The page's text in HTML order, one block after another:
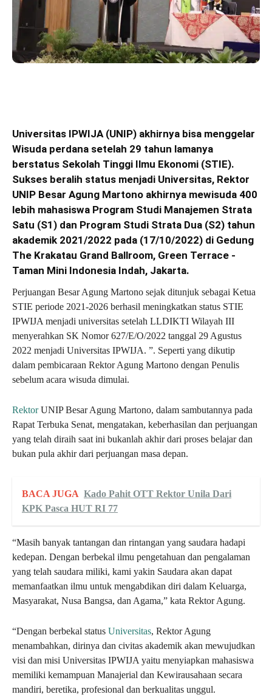
Universitas IPWIJA (UNIP) akhirnya bisa menggelar
Wisuda perdana setelah 29 tahun lamanya
berstatus Sekolah Tinggi Ilmu Ekonomi (STIE).
Sukses beralih status menjadi Universitas, Rektor
UNIP Besar Agung Martono akhirnya mewisuda 400
lebih mahasiswa Program Studi Manajemen Strata
Satu (S1) dan Program Studi Strata Dua (S2) tahun
akademik 2021/2022 pada (17/10/2022) di Gedung
The Krakatau Grand Ballroom, Green Terrace -
Taman Mini Indonesia Indah, Jakarta.
Perjuangan Besar Agung Martono sejak ditunjuk sebagai Ketua
STIE periode 2021-2026 berhasil meningkatkan status STIE
IPWIJA menjadi universitas setelah LLDIKTI Wilayah III
menyerahkan SK Nomor 627/E/O/2022 tanggal 29 Agustus
2022 menjadi Universitas IPWIJA. ”. Seperti yang dikutip
dalam pembicaraan Rektor Agung Martono dengan Penulis
sebelum acara wisuda dimulai.
RektorUNIP Besar Agung Martono, dalam sambutannya pada
Rapat Terbuka Senat, mengatakan, keberhasilan dan perjuangan
yang telah diraih saat ini bukanlah akhir dari proses belajar dan
bukan pula akhir dari perjuangan masa depan.
BACA JUGA Kado Pahit OTT Rektor Unila Dari
KPK Pasca HUT RI 77
“Masih banyak tantangan dan rintangan yang saudara hadapi
kedepan. Dengan berbekal ilmu pengetahuan dan pengalaman
yang telah saudara miliki, kami yakin Saudara akan dapat
memanfaatkan ilmu untuk mengabdikan diri dalam Keluarga,
Masyarakat, Nusa Bangsa, dan Agama,” kata Rektor Agung.
“Dengan berbekal status Universitas, Rektor Agung
menambahkan, dirinya dan civitas akademik akan mewujudkan
visi dan misi Universitas IPWIJA yaitu menyiapkan mahasiswa
memiliki kemampuan Manajerial dan Kewirausahaan secara
mandiri, beretika, profesional dan berkualitas unggul.